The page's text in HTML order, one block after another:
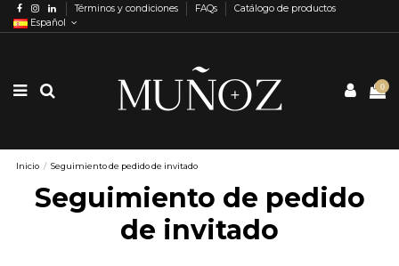
Términos y condiciones FAQs
Catálogo de productos
Español
0
Inicio Seguimiento de pedido de invitado
Seguimiento de pedido
de invitado